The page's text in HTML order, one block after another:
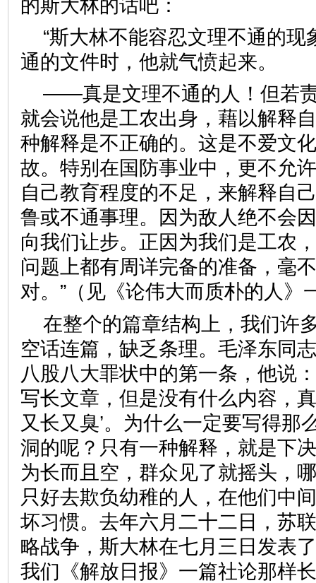
的斯大林的话吧：
“斯大林不能容忍文理不通的
通的文件时，他就气愤起来。
——真是文理不通的人！但若
就会说他是工农出身，藉以解释
种解释是不正确的。这是不爱文
故。特别在国防事业中，更不允
自己教育程度的不足，来解释自
鲁或不通事理。因为敌人绝不会
向我们让步。正因为我们是工农
问题上都有周详完备的准备，毫
对。”（见《论伟大而质朴的人》
在整个的篇章结构上，我们许
空话连篇，缺乏条理。毛泽东同
八股八大罪状中的第一条，他说
写长文章，但是没有什么内容，
又长又臭’。为什么一定要写得那
洞的呢？只有一种解释，就是下
为长而且空，群众见了就摇头，
只好去欺负幼稚的人，在他们中
坏习惯。去年六月二十二日，苏
略战争，斯大林在七月三日发表
我们《解放日报》一篇社论那样